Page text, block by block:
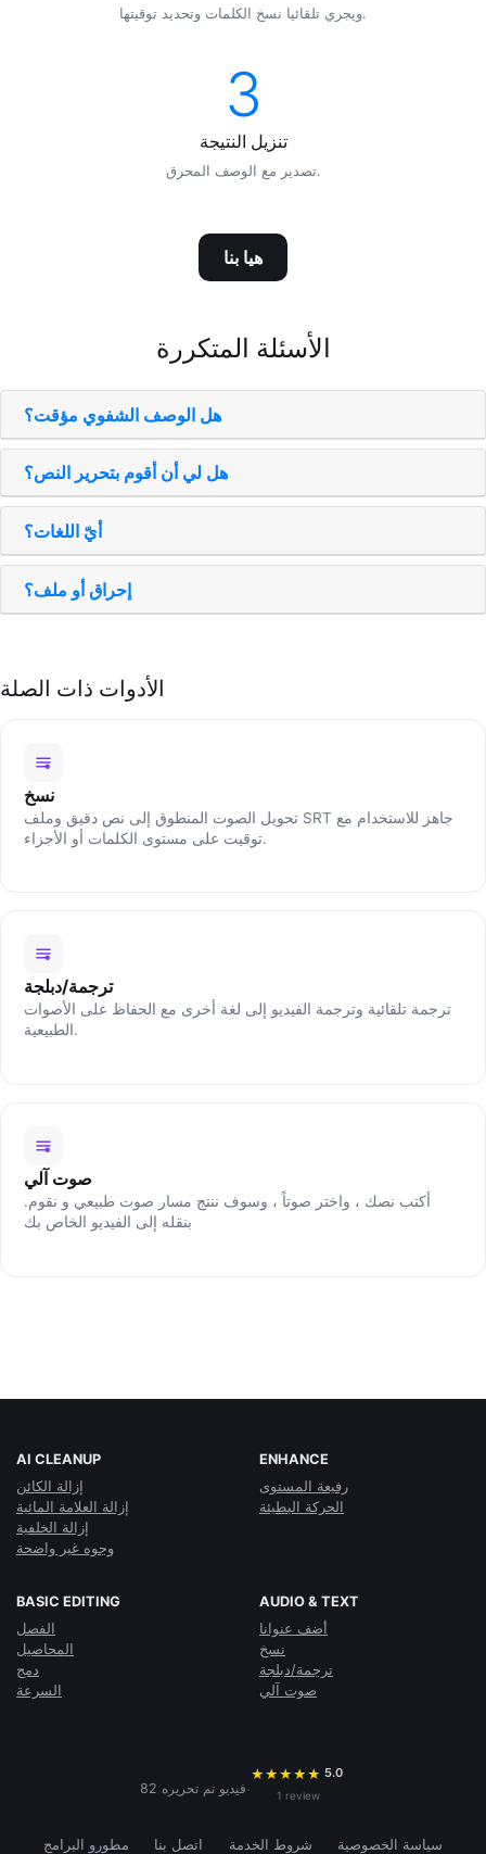
ويجري تلقائيا نسخ الكلمات وتحديد توقيتها.
3
تنزيل النتيجة
تصدير مع الوصف المحرق.
هيا بنا
الأسئلة المتكررة
هل الوصف الشفوي مؤقت؟
هل لي أن أقوم بتحرير النص؟
أيّ اللغات؟
إحراق أو ملف؟
الأدوات ذات الصلة
نسخ
تحويل الصوت المنطوق إلى نص دقيق وملف SRT جاهز للاستخدام مع
توقيت على مستوى الكلمات أو الأجزاء.
ترجمة/دبلجة
ترجمة تلقائية وترجمة الفيديو إلى لغة أخرى مع الحفاظ على الأصوات
الطبيعية.
صوت آلي
.أكتب نصك ، واختر صوتاً ، وسوف ننتج مسار صوت طبيعي و نقوم
بنقله إلى الفيديو الخاص بك
AI CLEANUP
إزالة الكائن
إزالة العلامة المائية
إزالة الخلفية
وجوه غير واضحة
ENHANCE
رفيعة المستوى
الحركة البطيئة
BASIC EDITING
الفصل
المحاصيل
دمج
السرعة
AUDIO & TEXT
أضف عنوانا
نسخ
ترجمة/دبلجة
صوت آلي
82 فيديو تم تحريره·
★ ★ ★ ★ ★ 5.0
1 review
سياسة الخصوصية شروط الخدمة اتصل بنا مطورو البرامج